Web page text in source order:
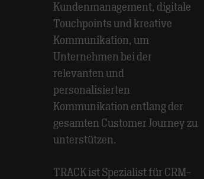
Kundenmanagement, digitale
Touchpoints und kreative
Kommunikation, um
Unternehmen bei der
relevanten und
personalisierten
Kommunikation entlang der
gesamten Customer Journey zu
unterstützen.
TRACK ist Spezialist für CRM-